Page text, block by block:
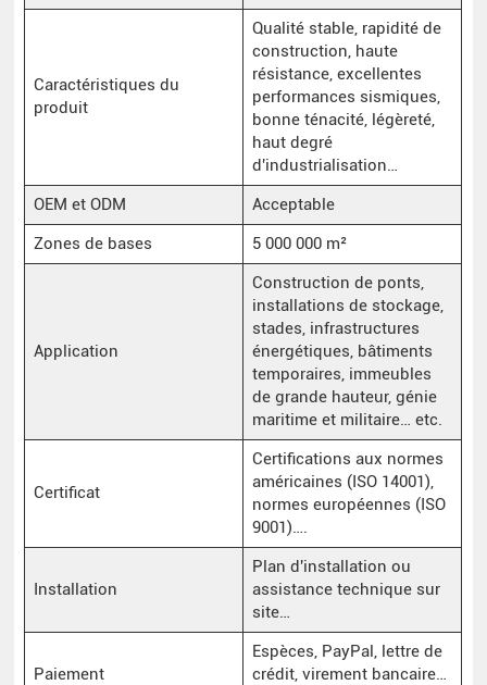
Caractéristiques du
produit
Qualité stable, rapidité de
construction, haute
résistance, excellentes
performances sismiques,
bonne ténacité, légèreté,
haut degré
d'industrialisation…
OEM et ODM
Acceptable
Zones de bases
5 000 000 m²
Application
Construction de ponts,
installations de stockage,
stades, infrastructures
énergétiques, bâtiments
temporaires, immeubles
de grande hauteur, génie
maritime et militaire… etc.
Certificat
Certifications aux normes
américaines (ISO 14001),
normes européennes (ISO
9001)….
Installation
Plan d'installation ou
assistance technique sur
site…
Paiement
Espèces, PayPal, lettre de
crédit, virement bancaire…